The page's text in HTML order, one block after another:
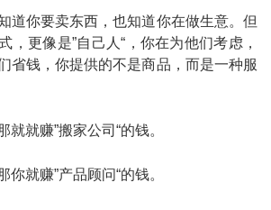
道你要卖东西，也知道你在做生意。但
，更像是”自己人“，你在为他们考虑，
省钱，你提供的不是商品，而是一种服
就赚”搬家公司“的钱。
就赚”产品顾问“的钱。